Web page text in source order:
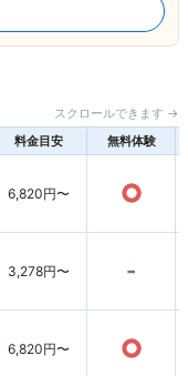
スクロールできます →
料金目安 無料体験
6,820円〜 ○
3,278円〜 -
6,820円〜 ○